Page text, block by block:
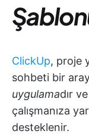
ClickUp, proje
sohbeti bir
uygulamadır
çalışmanıza
desteklenir.